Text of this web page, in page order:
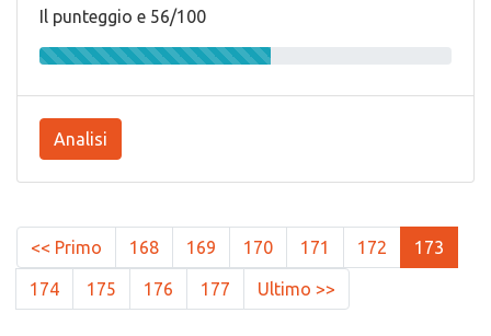
Il punteggio e 56/100
Analisi
<< Primo 168 169 170 171 172 173
174 175 176 177 Ultimo >>